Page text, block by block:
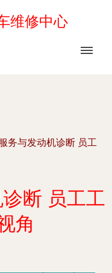
维修中心
务与发动机诊断 员工
断 员工工
角